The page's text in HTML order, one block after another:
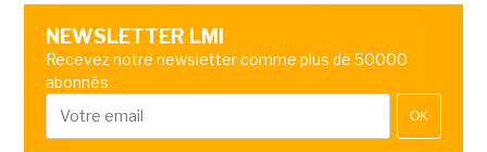
NEWSLETTER LMI
Recevez notre newsletter comme plus de 50000
abonnés
OK